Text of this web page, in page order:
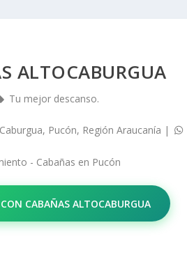
ALTOCABURGUA
Tu mejor descanso.
Pucón, Región Araucanía |
- Cabañas en Pucón
CABAÑAS ALTOCABURGUA